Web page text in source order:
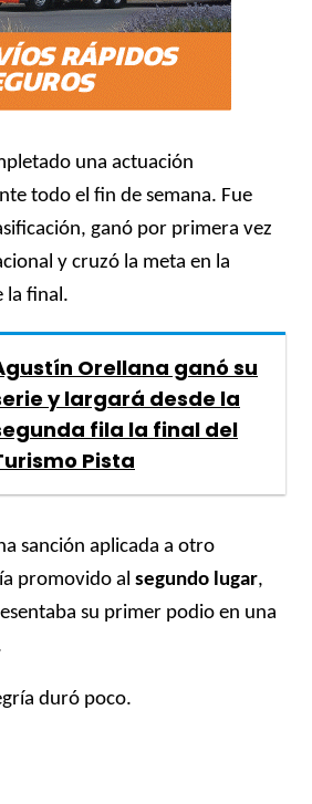
una actuación
todo el fin de semana. Fue
ganó por primera vez
y cruzó la meta en la
la final.
Orellana ganó su
y largará desde la
fila la final del
Pista
sanción aplicada a otro
promovido al segundo lugar,
su primer podio en una
duró poco.